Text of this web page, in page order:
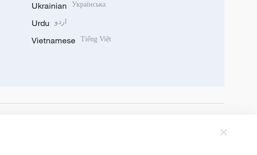
Ukrainian Українська
Urdu اردو
Vietnamese Tiếng Việt